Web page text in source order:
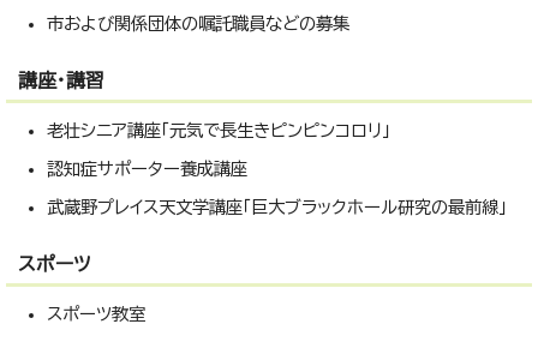
市および関係団体の嘱託職員などの募集
講座・講習
老壮シニア講座「元気で長生きピンピンコロリ」
認知症サポーター養成講座
武蔵野プレイス天文学講座「巨大ブラックホール研究の最前線」
スポーツ
スポーツ教室